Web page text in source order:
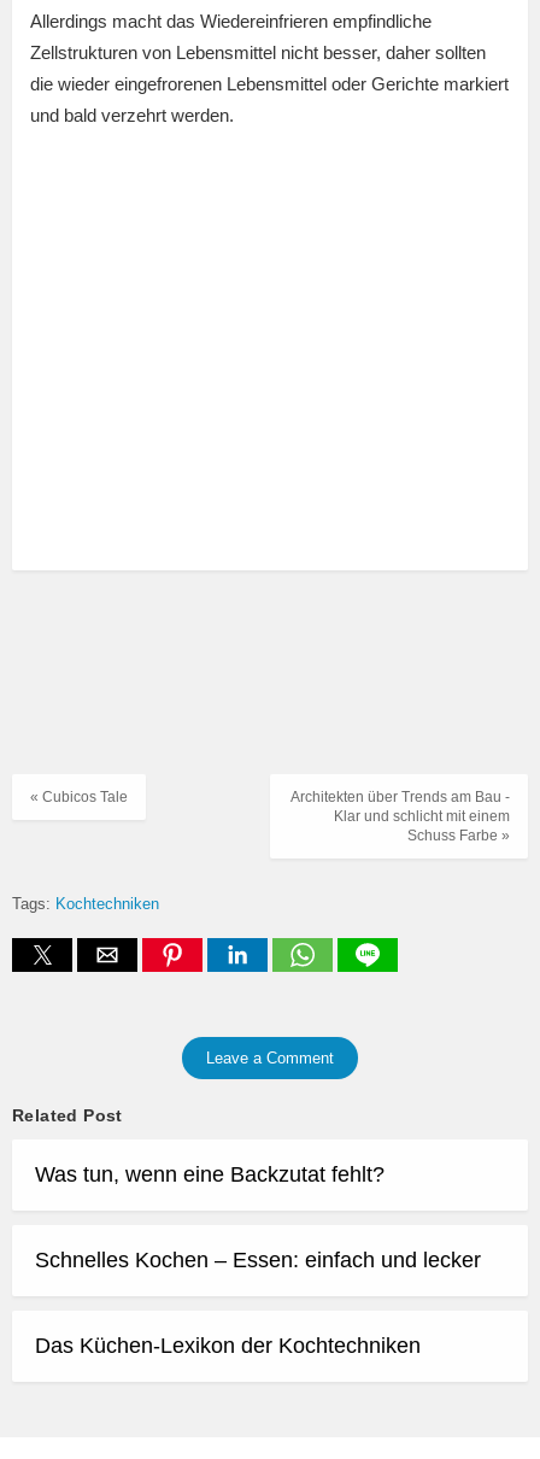
Allerdings macht das Wiedereinfrieren empfindliche
Zellstrukturen von Lebensmittel nicht besser, daher sollten
die wieder eingefrorenen Lebensmittel oder Gerichte markiert
und bald verzehrt werden.
Architekten über Trends am Bau -
Klar und schlicht mit einem
Schuss Farbe »
« Cubicos Tale
Tags: Kochtechniken
Leave a Comment
Related Post
Was tun, wenn eine Backzutat fehlt?
Schnelles Kochen – Essen: einfach und lecker
Das Küchen-Lexikon der Kochtechniken